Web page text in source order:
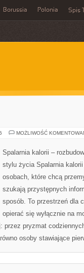
Borussia Polonia Spis
MOŻLIWOŚĆ
Spalarnia kalorii –
stylu życia Spalarnia
osobach, które chcą
szukają przystępnych
sposób. To przestrzeń dla
opierać się wyłącznie na
pryzmat
osoby stawiające